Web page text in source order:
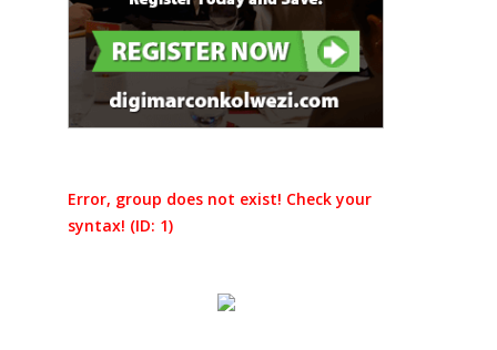
Error, group does not exist! Check your
syntax! (ID: 1)